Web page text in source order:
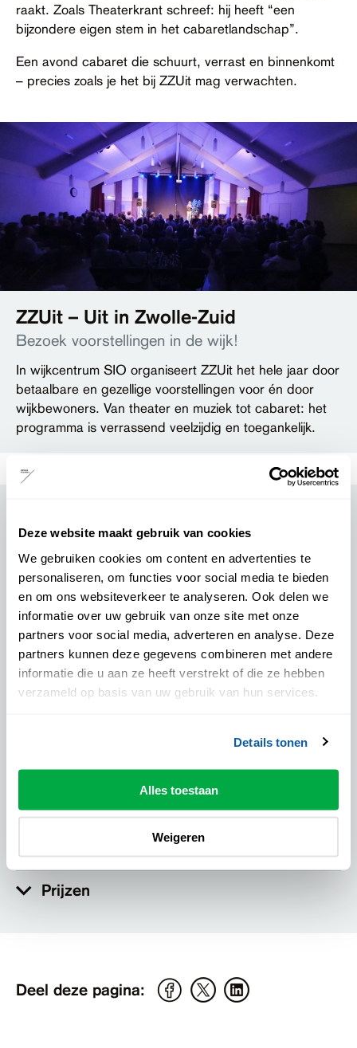
Deze website maakt gebruik van cookies
We gebruiken cookies om content en advertenties te
personaliseren, om functies voor social media te bieden
en om ons websiteverkeer te analyseren. Ook delen we
informatie over uw gebruik van onze site met onze
partners voor social media, adverteren en analyse. Deze
partners kunnen deze gegevens combineren met andere
informatie die u aan ze heeft verstrekt of die ze hebben
verzameld op basis van uw gebruik van hun services.
Details tonen
Alles toestaan
Weigeren
raakt. Zoals Theaterkrant schreef: hij heeft “een
bijzondere eigen stem in het cabaretlandschap”.
Een avond cabaret die schuurt, verrast en binnenkomt
– precies zoals je het bij ZZUit mag verwachten.
ZZUit – Uit in Zwolle-Zuid
Bezoek voorstellingen in de wijk!
In wijkcentrum SIO organiseert ZZUit het hele jaar door
betaalbare en gezellige voorstellingen voor én door
wijkbewoners. Van theater en muziek tot cabaret: het
programma is verrassend veelzijdig en toegankelijk.
Algemene informatie
Locatie:
SIO - Zwolle Zuid
Aanvangstijd:
20:00 uur
Eindtijd:
Drankje inclusief:
Podiumpas geaccepteerd:
Prijzen
Deel deze pagina: